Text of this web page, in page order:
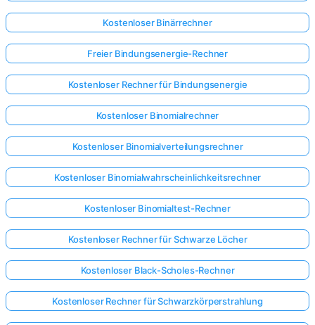
Kostenloser Binärrechner
Freier Bindungsenergie-Rechner
Kostenloser Rechner für Bindungsenergie
Kostenloser Binomialrechner
Kostenloser Binomialverteilungsrechner
Kostenloser Binomialwahrscheinlichkeitsrechner
Kostenloser Binomialtest-Rechner
Kostenloser Rechner für Schwarze Löcher
Kostenloser Black-Scholes-Rechner
Kostenloser Rechner für Schwarzkörperstrahlung